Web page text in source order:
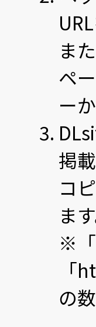
ま
ペ
ー
掲
コ
ます
※「
「
の